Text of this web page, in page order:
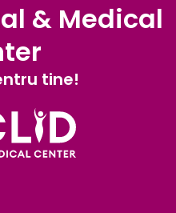
& Medical
tine!